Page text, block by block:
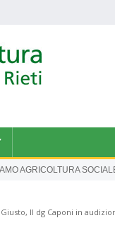
UFFICI SOCIALE
Giusto, Il dg Caponi in